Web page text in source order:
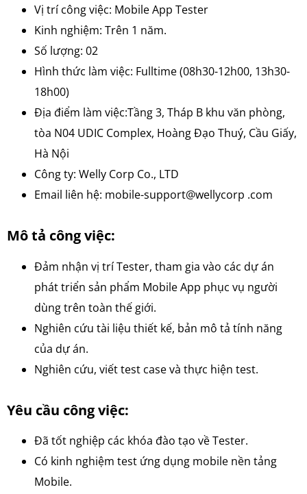
Vị trí công việc: Mobile App Tester
Kinh nghiệm: Trên 1 năm.
Số lượng: 02
Hình thức làm việc: Fulltime (08h30-12h00, 13h30-
18h00)
Địa điểm làm việc:Tầng 3, Tháp B khu văn phòng,
tòa N04 UDIC Complex, Hoàng Đạo Thuý, Cầu Giấy,
Hà Nội
Công ty: Welly Corp Co., LTD
Email liên hệ: mobile-support@wellycorp .com
Mô tả công việc:
Đảm nhận vị trí Tester, tham gia vào các dự án
phát triển sản phẩm Mobile App phục vụ người
dùng trên toàn thế giới.
Nghiên cứu tài liệu thiết kế, bản mô tả tính năng
của dự án.
Nghiên cứu, viết test case và thực hiện test.
Yêu cầu công việc:
Đã tốt nghiệp các khóa đào tạo về Tester.
Có kinh nghiệm test ứng dụng mobile nền tảng
Mobile.